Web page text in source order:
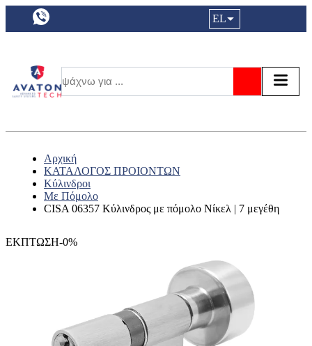
a11y.languageSelection:
EL
Αρχική
ΚΑΤΑΛΟΓΟΣ ΠΡΟΙΟΝΤΩΝ
Κύλινδροι
Με Πόμολο
CISA 06357 Κύλινδρος με πόμολο Νίκελ | 7 μεγέθη
ΕΚΠΤΩΣΗ-0%